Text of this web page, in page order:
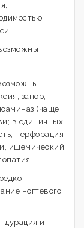
запор;
(чаще
в единичных
перфорация
ишемический
-
ногтевого
и